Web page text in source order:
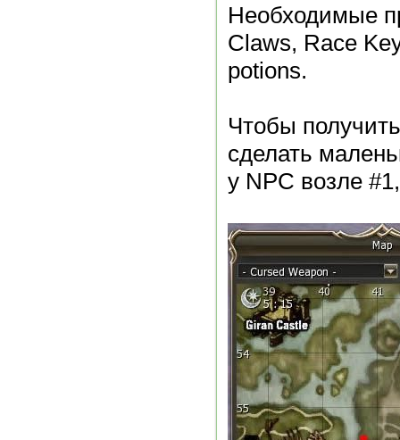
Необходимые
Claws, Race
potions.
Чтобы
сделать
у NPC возле